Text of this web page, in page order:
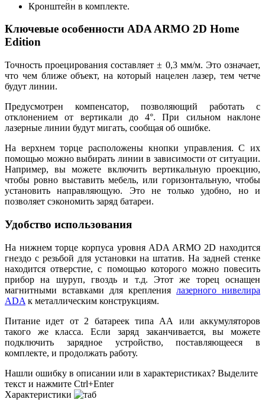
Кронштейн в комплекте.
Ключевые особенности ADA ARMO 2D Home
Edition
Точность проецирования составляет ± 0,3 мм/м. Это означает,
что чем ближе объект, на который нацелен лазер, тем четче
будут линии.
Предусмотрен компенсатор, позволяющий работать с
отклонением от вертикали до 4°. При сильном наклоне
лазерные линии будут мигать, сообщая об ошибке.
На верхнем торце расположены кнопки управления. С их
помощью можно выбирать линии в зависимости от ситуации.
Например, вы можете включить вертикальную проекцию,
чтобы ровно выставить мебель, или горизонтальную, чтобы
установить направляющую. Это не только удобно, но и
позволяет сэкономить заряд батареи.
Удобство использования
На нижнем торце корпуса уровня ADA ARMO 2D находится
гнездо с резьбой для установки на штатив. На задней стенке
находится отверстие, с помощью которого можно повесить
прибор на шуруп, гвоздь и т.д. Этот же торец оснащен
магнитными вставками для крепления лазерного нивелира
ADA к металлическим конструкциям.
Питание идет от 2 батареек типа АА или аккумуляторов
такого же класса. Если заряд заканчивается, вы можете
подключить зарядное устройство, поставляющееся в
комплекте, и продолжать работу.
Нашли ошибку в описании или в характеристиках? Выделите
текст и нажмите Ctrl+Enter
Характеристики